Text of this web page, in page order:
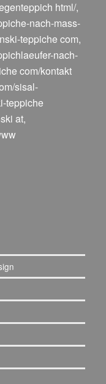
html/,
nach-mass-
teppiche com,
nach-
com/kontakt
sisal-
teppiche
at,